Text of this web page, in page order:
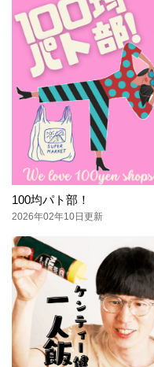
100均パト部！
2026年02年10日更新